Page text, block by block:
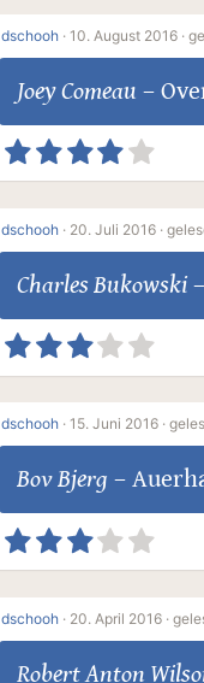
dschooh · 10. August 2016 ·
Joey Comeau –
dschooh · 20. Juli 2016 ·
Charles Bukowski–
dschooh · 15. Juni 2016 ·
Bov Bjerg –
dschooh · 20. April 2016 ·
Robert Anton